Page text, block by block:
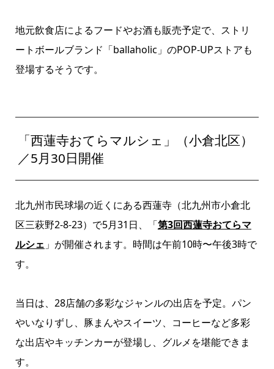
地元飲食店によるフードやお酒も販売予定で、ストリ
ートボールブランド「ballaholic」のPOP-UPストアも
登場するそうです。
「西蓮寺おてらマルシェ」（小倉北区）
／5月30日開催
北九州市民球場の近くにある西蓮寺（北九州市小倉北
区三萩野2-8-23）で5月31日、「第3回西蓮寺おてらマ
ルシェ 」が開催されます。時間は午前10時〜午後3時で
す。
当日は、28店舗の多彩なジャンルの出店を予定。パン
やいなりずし、豚まんやスイーツ、コーヒーなど多彩
な出店やキッチンカーが登場し、グルメを堪能できま
す。